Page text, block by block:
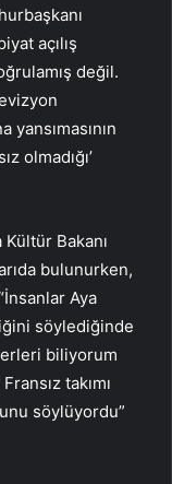
açılış
değil.
olmadığı’
Bakanı
bulunurken,
Aya
söylediğinde
biliyorum
takımı
söylüyordu”